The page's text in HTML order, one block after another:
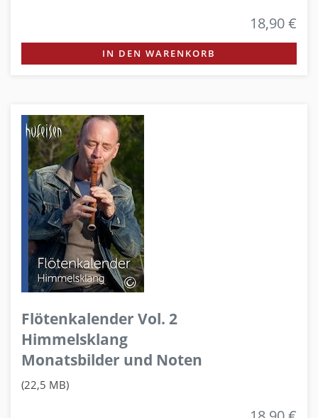
18,90 €
IN DEN WARENKORB
Flötenkalender Vol. 2
Himmelsklang
Monatsbilder und Noten
(22,5 MB)